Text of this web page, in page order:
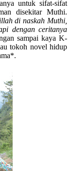
untuk sifat-sifat
disekitar Muthi.
di naskah Muthi,
dengan ceritanya
sampai kaya K-
tokoh novel hidup